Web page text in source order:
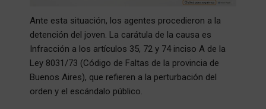
Ante esta situación, los agentes procedieron a la
detención del joven. La carátula de la causa es
Infracción a los artículos 35, 72 y 74 inciso A de la
Ley 8031/73 (Código de Faltas de la provincia de
Buenos Aires), que refieren a la perturbación del
orden y el escándalo público.